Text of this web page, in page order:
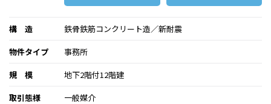
構 造
鉄骨鉄筋コンクリート造／新耐震
物件タイプ
事務所
規 模
地下2階付12階建
取引態様
一般媒介